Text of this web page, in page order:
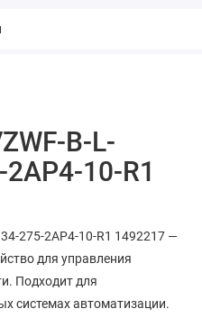
B-L-
10-R1
275-2AP4-10-R1 1492217 —
для управления
Подходит для
системах автоматизации.